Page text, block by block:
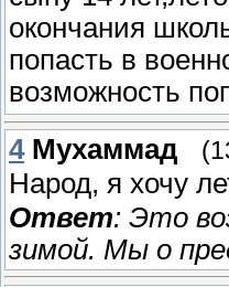
окончания
попасть в
возможность
4 Мухаммад
Народ, я хочу
Ответ: Это
зимой. Мы о